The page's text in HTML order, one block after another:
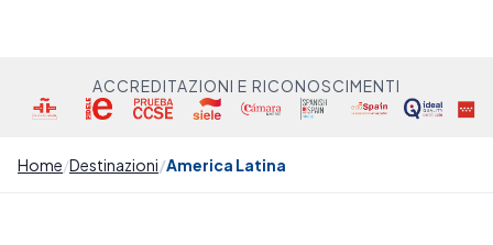
ACCREDITAZIONI E RICONOSCIMENTI
Home Destinazioni America Latina